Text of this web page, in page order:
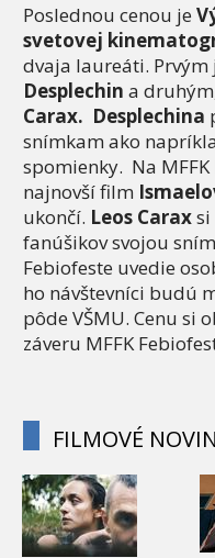
Poslednou cenou je
svetovej
dvaja laureáti. Prvým
Desplechin a
Carax. Desplechina
snímkam ako
spomienky. Na
najnovší film
ukončí. Leos Caraxsi
fanúšikov svojou
Febiofeste uvedie
ho návštevníci budú
pôde VŠMU. Cenu si
záveru MFFK
FILMOVÉ